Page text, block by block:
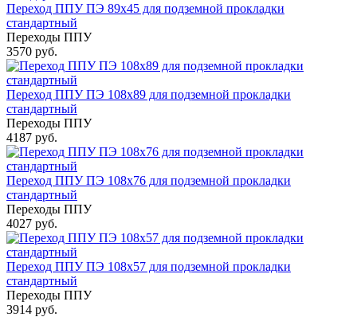
Переход ППУ ПЭ 89x45 для подземной прокладки
стандартный
Переходы ППУ
3570 руб.
Переход ППУ ПЭ 108x89 для подземной прокладки
стандартный
Переходы ППУ
4187 руб.
Переход ППУ ПЭ 108x76 для подземной прокладки
стандартный
Переходы ППУ
4027 руб.
Переход ППУ ПЭ 108x57 для подземной прокладки
стандартный
Переходы ППУ
3914 руб.